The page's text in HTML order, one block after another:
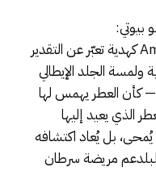
بيوتي:
نرشح اولا عطر Amore senza Detour كهدية تعبّر عن التقدير
ولمسة الجلد الإيطالي
— كأن العطر يهمس لها
الذي يعيد إليها
يُمحى، بل يُعاد اكتشافه
مريضة سرطان